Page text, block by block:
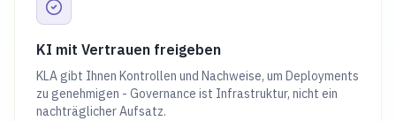
KI mit Vertrauen freigeben
KLA gibt Ihnen Kontrollen und Nachweise, um Deployments
zu genehmigen - Governance ist Infrastruktur, nicht ein
nachträglicher Aufsatz.